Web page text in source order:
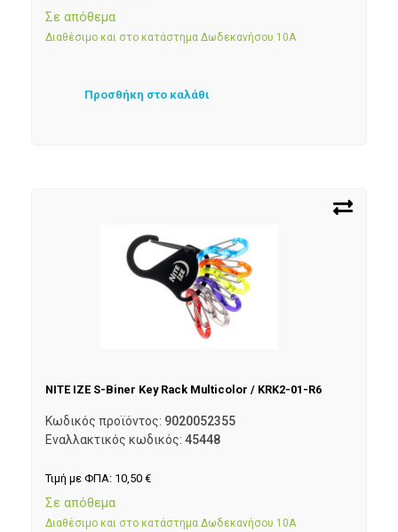
Σε απόθεμα
Διαθέσιμο και στο κατάστημα Δωδεκανήσου 10Α
Προσθήκη στο καλάθι
NITE IZE S-Biner Key Rack Multicolor / KRK2-01-R6
Κωδικός προϊόντος: 9020052355
Εναλλακτικός κωδικός: 45448
Τιμή με ΦΠΑ: 10,50 €
Σε απόθεμα
Διαθέσιμο και στο κατάστημα Δωδεκανήσου 10Α